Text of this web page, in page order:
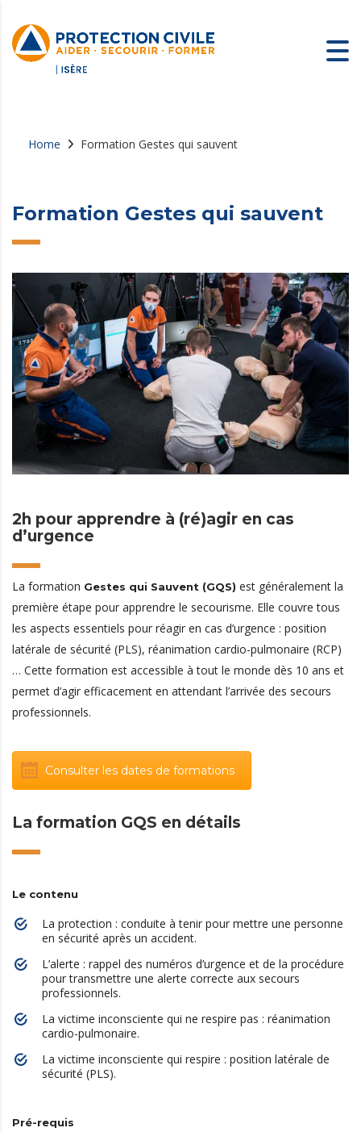
Home Formation Gestes qui sauvent
Formation Gestes qui sauvent
2h pour apprendre à (ré)agir en cas
d’urgence
La formation Gestes qui Sauvent (GQS) est généralement la
première étape pour apprendre le secourisme. Elle couvre tous
les aspects essentiels pour réagir en cas d’urgence : position
latérale de sécurité (PLS), réanimation cardio-pulmonaire (RCP)
… Cette formation est accessible à tout le monde dès 10 ans et
permet d’agir efficacement en attendant l’arrivée des secours
professionnels.
Consulter les dates de formations
La formation GQS en détails
Le contenu
La protection : conduite à tenir pour mettre une personne
en sécurité après un accident.
L’alerte : rappel des numéros d’urgence et de la procédure
pour transmettre une alerte correcte aux secours
professionnels.
La victime inconsciente qui ne respire pas : réanimation
cardio-pulmonaire.
La victime inconsciente qui respire : position latérale de
sécurité (PLS).
Pré-requis